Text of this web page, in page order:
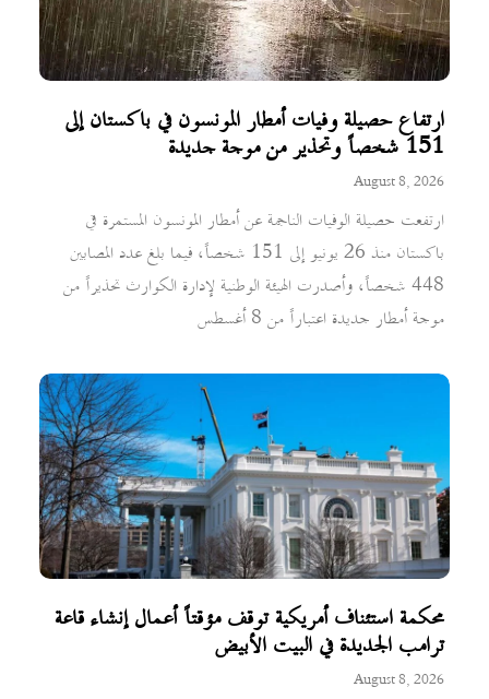
ارتفاع حصيلة وفيات أمطار المونسون في باكستان إلى
151 شخصاً وتحذير من موجة جديدة
August 8, 2026
ارتفعت حصيلة الوفيات الناجمة عن أمطار المونسون المستمرة في
باكستان منذ 26 يونيو إلى 151 شخصاً، فيما بلغ عدد المصابين
448 شخصاً، وأصدرت الهيئة الوطنية لإدارة الكوارث تحذيراً من
موجة أمطار جديدة اعتباراً من 8 أغسطس
محكمة استئناف أمريكية توقف مؤقتاً أعمال إنشاء قاعة
ترامب الجديدة في البيت الأبيض
August 8, 2026